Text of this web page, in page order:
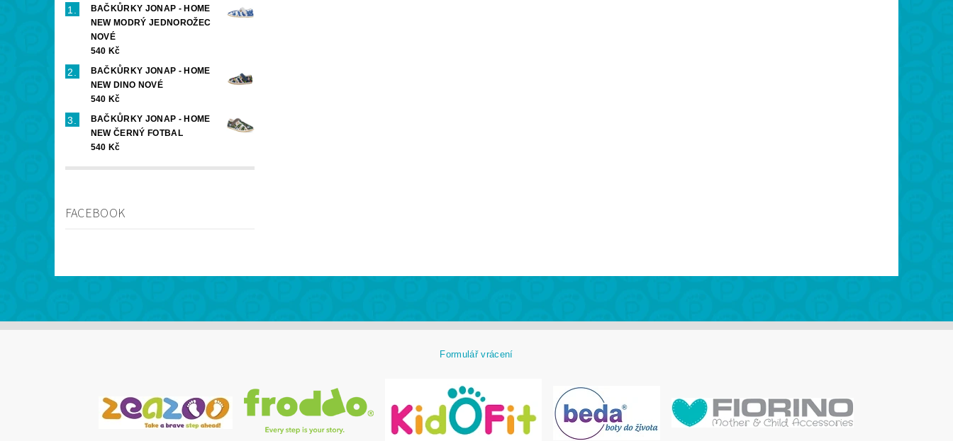
BAČKŮRKY JONAP - HOME
NEW MODRÝ JEDNOROŽEC
NOVÉ
540 Kč
BAČKŮRKY JONAP - HOME
NEW DINO NOVÉ
540 Kč
BAČKŮRKY JONAP - HOME
NEW ČERNÝ FOTBAL
540 Kč
FACEBOOK
Formulář vrácení